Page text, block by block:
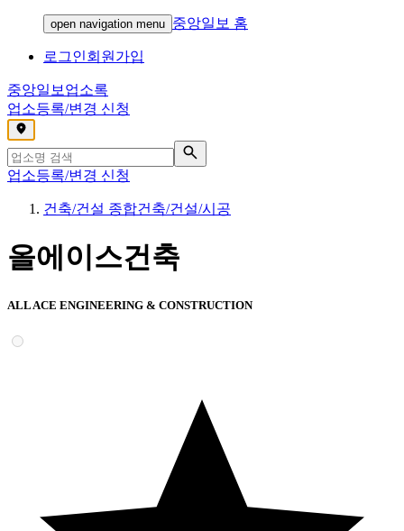
open navigation menu 중앙일보 홈
로그인회원가입
중앙일보 업소록
업소등록/변경 신청
,
업소등록/변경 신청
건축/건설 종합건축/건설/시공
올에이스건축
ALL ACE ENGINEERING & CONSTRUCTION